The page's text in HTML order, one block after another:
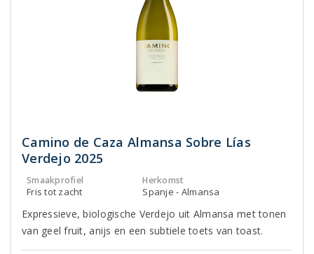
Camino de Caza Almansa Sobre Lías
Verdejo 2025
Smaakprofiel
Fris tot zacht
Herkomst
Spanje - Almansa
Expressieve, biologische Verdejo uit Almansa met tonen
van geel fruit, anijs en een subtiele toets van toast.